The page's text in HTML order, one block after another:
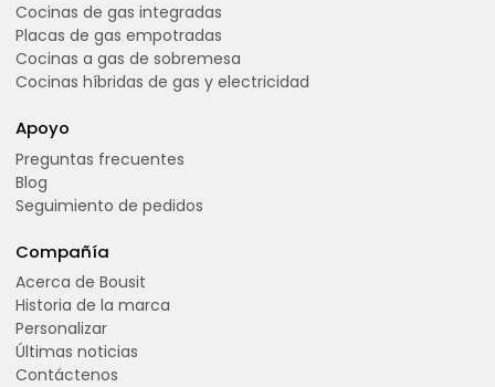
Cocinas de gas integradas
Placas de gas empotradas
Cocinas a gas de sobremesa
Cocinas híbridas de gas y electricidad
Apoyo
Preguntas frecuentes
Blog
Seguimiento de pedidos
Compañía
Acerca de Bousit
Historia de la marca
Personalizar
Últimas noticias
Contáctenos